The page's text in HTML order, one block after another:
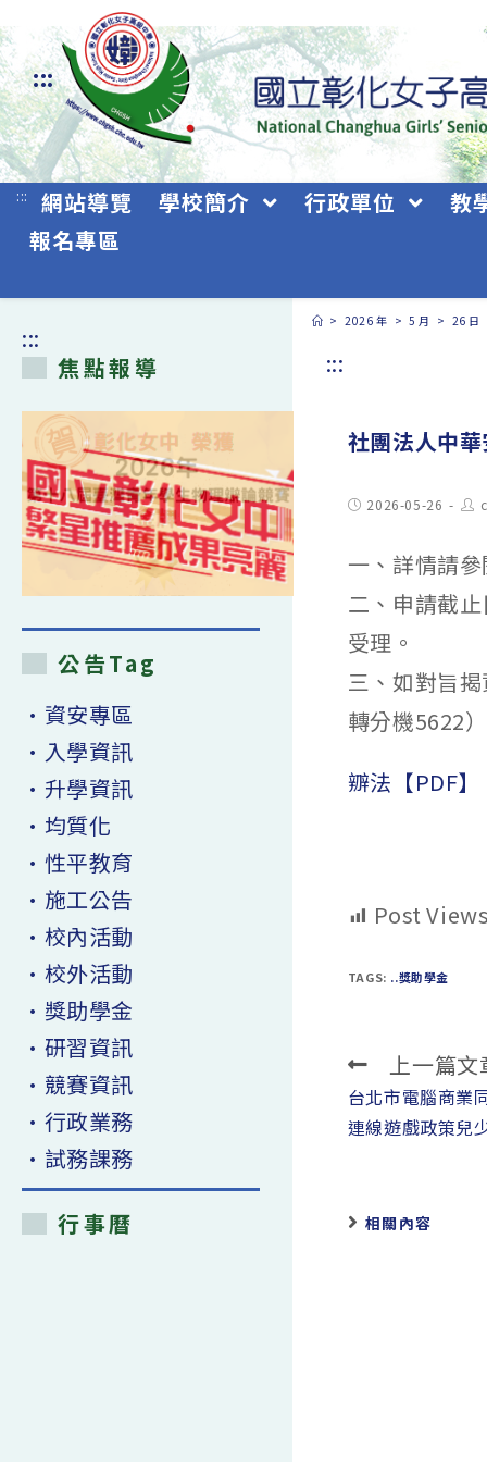
轉
至
主
要
:::
::: 網站導覽 學校簡介 行政單位
教
報名專區
> 2026 年 > 5 月 > 26 日
:::
社團法人中
Post2026-05-26
一、詳情請
二、申請截
受理。
三、如對旨
轉分機5622
辧法【PDF】
Post
TAGS: ..獎助學金
Read
more
articles
上一篇文
台北市電腦商業
連線遊戲政策兒
相關內容
:::
焦點報導
公告Tag
•資安專區
•入學資訊
•升學資訊
•均質化
•性平教育
•施工公告
•校內活動
•校外活動
•獎助學金
•研習資訊
•競賽資訊
•行政業務
•試務課務
行事曆